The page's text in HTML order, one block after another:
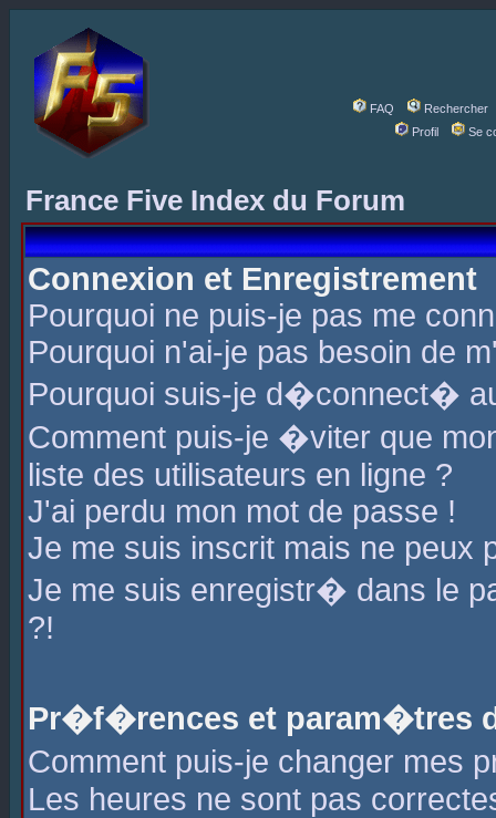
FAQ
Rechercher
Profil
Se
France Five Index du Forum
Connexion et Enregistrement
Pourquoi ne puis-je pas me
Pourquoi n'ai-je pas besoin de
Pourquoi suis-je d�connect�
Comment puis-je �viter que
liste des utilisateurs en ligne ?
J'ai perdu mon mot de passe !
Je me suis inscrit mais ne peux
Je me suis enregistr� dans le
?!
Pr�f�rences et param�tres
Comment puis-je changer mes
Les heures ne sont pas